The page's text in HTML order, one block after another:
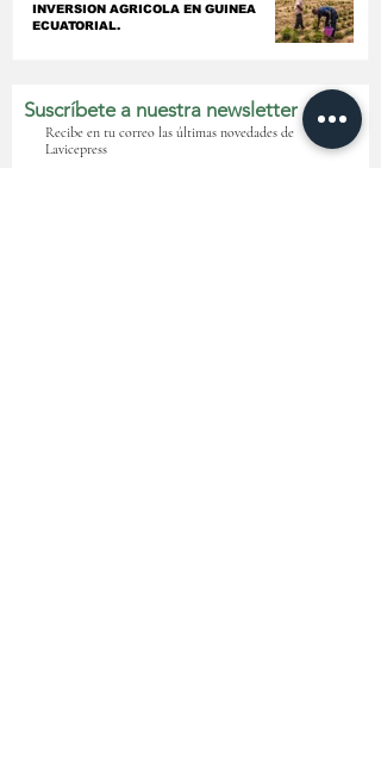
INVERSION AGRICOLA EN GUINEA
ECUATORIAL.
Suscríbete a nuestra newsletter
Recibe en tu correo las últimas novedades de
Lavicepress